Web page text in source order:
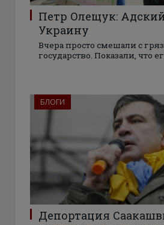
Петр Олещук:
Украину
Вчера просто смешали с
государство. Показали, что
БЛОГИ
Депортация